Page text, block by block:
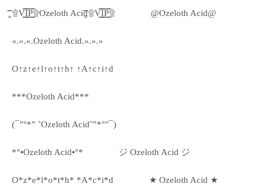
۩͇̿V͇̿I͇̿P͇̿۩Ozeloth Acid۩͇̿V͇̿I͇̿P͇̿۩ @Ozeloth Acid@
«.«.«.Ozeloth Acid.».».»
O↑z↑e↑l↑o↑t↑h↑ ↑A↑c↑i↑d
***Ozeloth Acid***
(¯"°*” ˜Ozeloth Acid˜”*°"¯)
*°•Ozeloth Acid•°* ジ Ozeloth Acid ジ
O*z*e*l*o*t*h* *A*c*i*d ★ Ozeloth Acid ★